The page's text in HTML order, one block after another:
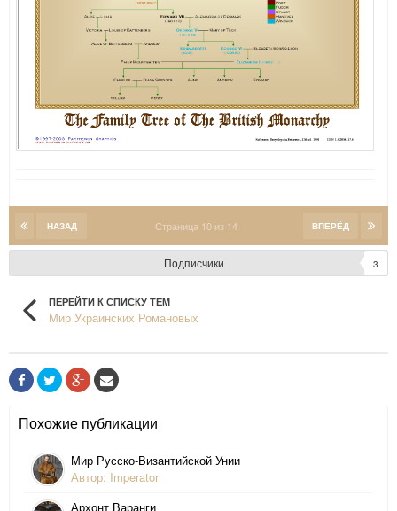
НАЗАД ВПЕРЁД
Страница 10 из 14
Подписчики 3
ПЕРЕЙТИ К СПИСКУ ТЕМ
Мир Украинских Романовых
Похожие публикации
Мир Русско-Византийской Унии
Автор: Imperator
Архонт Варанги